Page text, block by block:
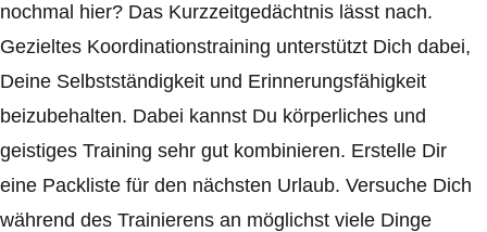
nochmal hier? Das Kurzzeitgedächtnis lässt nach.
Gezieltes Koordinationstraining unterstützt Dich dabei,
Deine Selbstständigkeit und Erinnerungsfähigkeit
beizubehalten. Dabei kannst Du körperliches und
geistiges Training sehr gut kombinieren. Erstelle Dir
eine Packliste für den nächsten Urlaub. Versuche Dich
während des Trainierens an möglichst viele Dinge